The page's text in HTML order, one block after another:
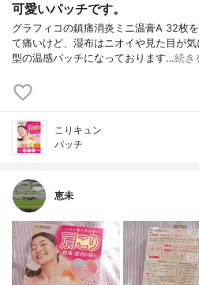
可愛いパッチです。
グラフィコの鎮痛消炎ミニ温膏A 32枚
て痛いけど、湿布はニオイや見た目が
型の温感パッチになっております…続き
こりキュン
パッチ
恵未